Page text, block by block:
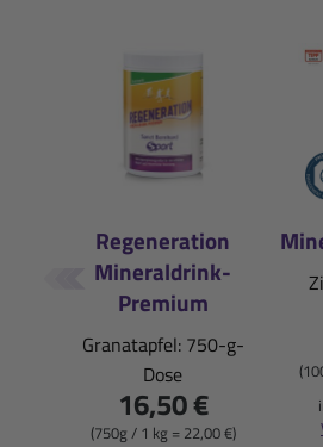
Regeneration
Mineraldrink-
Premium
Granatapfel: 750-g-
Dose
16,50 €
(750g / 1 kg = 22,00 €)